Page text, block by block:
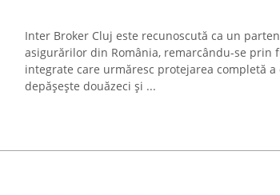
Inter Broker Cluj este recunoscută ca un
asigurărilor din România, remarcându-se prin
integrate care urmăresc protejarea completă
depășește douăzeci și ...